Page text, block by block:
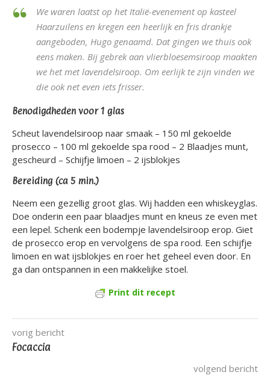
We waren laatst op het Italië-evenement op kasteel
Haarzuilens en kregen een heerlijk en fris drankje
aangeboden, Hugo genaamd. Dat gingen we thuis ook
eens maken. Bij gebrek aan vlierbloesemsiroop maakten
we het met lavendelsiroop. Om eerlijk te zijn vinden we
die ook net even iets frisser.
Benodigdheden voor 1 glas
Scheut lavendelsiroop naar smaak – 150 ml gekoelde
prosecco – 100 ml gekoelde spa rood – 2 Blaadjes munt,
gescheurd – Schijfje limoen – 2 ijsblokjes
Bereiding (ca 5 min.)
Neem een gezellig groot glas. Wij hadden een whiskeyglas.
Doe onderin een paar blaadjes munt en kneus ze even met
een lepel. Schenk een bodempje lavendelsiroop erop. Giet
de prosecco erop en vervolgens de spa rood. Een schijfje
limoen en wat ijsblokjes en roer het geheel even door. En
ga dan ontspannen in een makkelijke stoel.
Print dit recept
vorig bericht
Focaccia
volgend bericht